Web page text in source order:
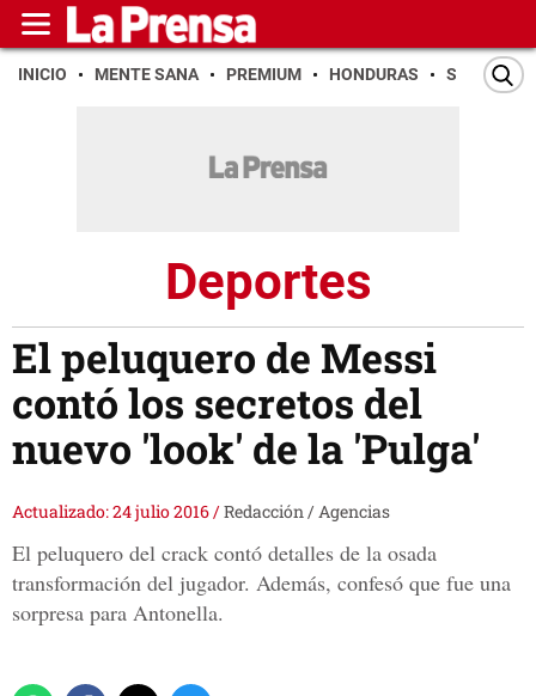
INICIO MENTE SANA PREMIUM HONDURAS SAN PEDRO
Deportes
El peluquero de Messi
contó los secretos del
nuevo 'look' de la 'Pulga'
Actualizado: 24 julio 2016/Redacción / Agencias
El peluquero del crack contó detalles de la osada
transformación del jugador. Además, confesó que fue una
sorpresa para Antonella.